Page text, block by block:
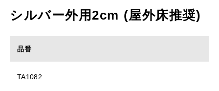
シルバー外用2cm (屋外床推奨)
品番
TA1082